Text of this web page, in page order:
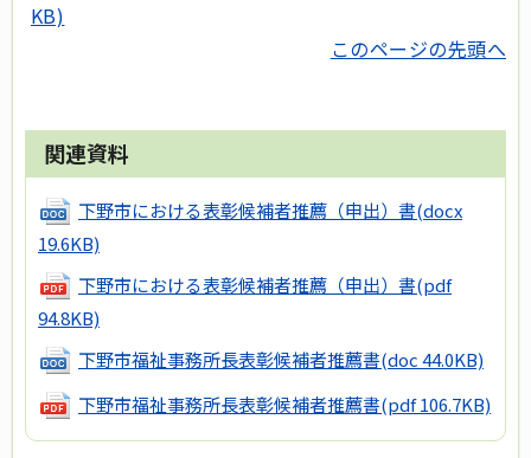
KB)
このページの先頭へ
関連資料
下野市における表彰候補者推薦（申出）書(docx
19.6KB)
下野市における表彰候補者推薦（申出）書(pdf
94.8KB)
下野市福祉事務所長表彰候補者推薦書(doc 44.0KB)
下野市福祉事務所長表彰候補者推薦書(pdf 106.7KB)